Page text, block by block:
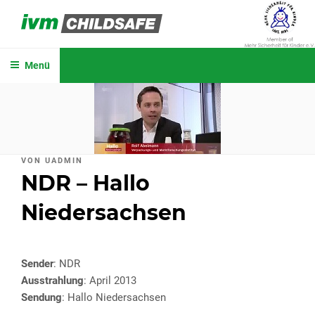
Inhalt
IVM CHILDSAFE
Menü
VERÖFFENTLICHT
VON UADMIN
NDR – Hallo
Niedersachsen
Sender: NDR
Ausstrahlung: April 2013
Sendung: Hallo Niedersachsen